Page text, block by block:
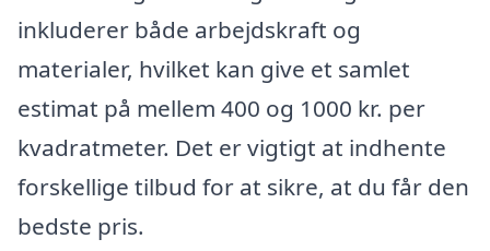
inkluderer både arbejdskraft og
materialer, hvilket kan give et samlet
estimat på mellem 400 og 1000 kr. per
kvadratmeter. Det er vigtigt at indhente
forskellige tilbud for at sikre, at du får den
bedste pris.